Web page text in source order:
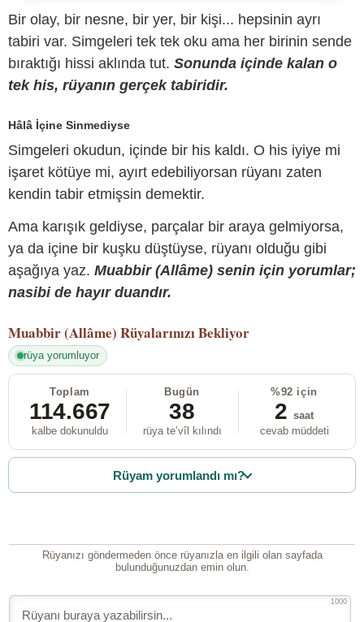
Bir olay, bir nesne, bir yer, bir kişi... hepsinin ayrı
tabiri var. Simgeleri tek tek oku ama her birinin sende
bıraktığı hissi aklında tut. Sonunda içinde kalan o
tek his, rüyanın gerçek tabiridir.
Hâlâ İçine Sinmediyse
Simgeleri okudun, içinde bir his kaldı. O his iyiye mi
işaret kötüye mi, ayırt edebiliyorsan rüyanı zaten
kendin tabir etmişsin demektir.
Ama karışık geldiyse, parçalar bir araya gelmiyorsa,
ya da içine bir kuşku düştüyse, rüyanı olduğu gibi
aşağıya yaz. Muabbir (Allâme) senin için yorumlar;
nasibi de hayır duandır.
Muabbir (Allâme) Rüyalarınızı Bekliyor
rüya yorumluyor
Toplam
114.667
kalbe dokunuldu
Bugün
38
rüya te’vîl kılındı
%92 için
2 saat
cevab müddeti
Rüyam yorumlandı mı?
Rüyanızı göndermeden önce rüyanızla en ilgili olan sayfada
bulunduğunuzdan emin olun.
1000